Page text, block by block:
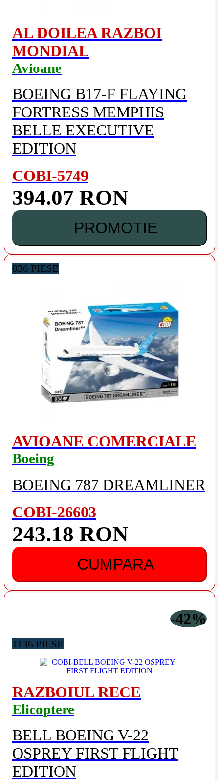
AL DOILEA RAZBOI
MONDIAL
Avioane
BOEING B17-F FLAYING
FORTRESS MEMPHIS
BELLE EXECUTIVE
EDITION
COBI-5749
394.07 RON
PROMOTIE
836 PIESE
AVIOANE COMERCIALE
Boeing
BOEING 787 DREAMLINER
COBI-26603
243.18 RON
CUMPARA
-42%
1136 PIESE
RAZBOIUL RECE
Elicoptere
BELL BOEING V-22
OSPREY FIRST FLIGHT
EDITION